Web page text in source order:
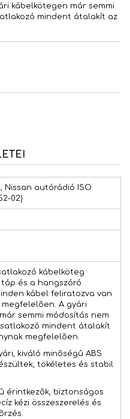
kábelkötegen már semmi
mindent átalakít az
Nissan autórádió ISO
02)
kábelköteg
és a hangszóró
kábel feliratozva van
A gyári
semmi módosítás nem
mindent átalakít
megfelelõen.
kiváló minõségû ABS
tökéletes és stabil
érintkezõk, biztonságos
kézi összeszerelés és